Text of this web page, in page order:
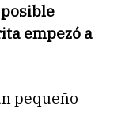
empezó a
pequeño